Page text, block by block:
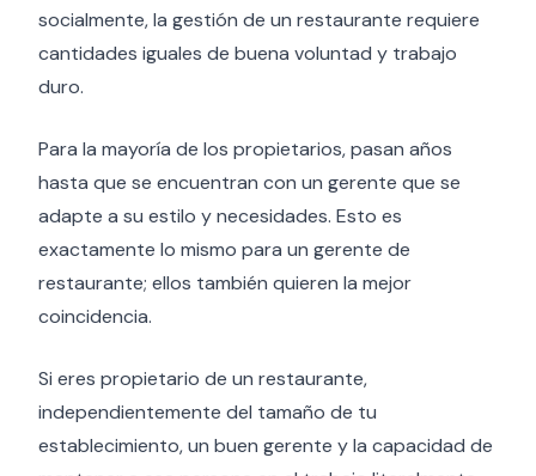
socialmente, la gestión de un restaurante requiere
cantidades iguales de buena voluntad y trabajo
duro.
Para la mayoría de los propietarios, pasan años
hasta que se encuentran con un gerente que se
adapte a su estilo y necesidades. Esto es
exactamente lo mismo para un gerente de
restaurante; ellos también quieren la mejor
coincidencia.
Si eres propietario de un restaurante,
independientemente del tamaño de tu
establecimiento, un buen gerente y la capacidad de